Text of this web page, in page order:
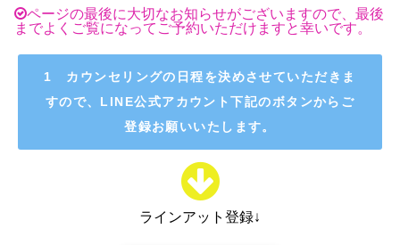
ページの最後に大切なお知らせがございますので、最後
までよくご覧になってご予約いただけますと幸いです。
1 カウンセリングの日程を決めさせていただきま
すので、LINE公式アカウント下記のボタンからご
登録お願いいたします。
ラインアット登録↓